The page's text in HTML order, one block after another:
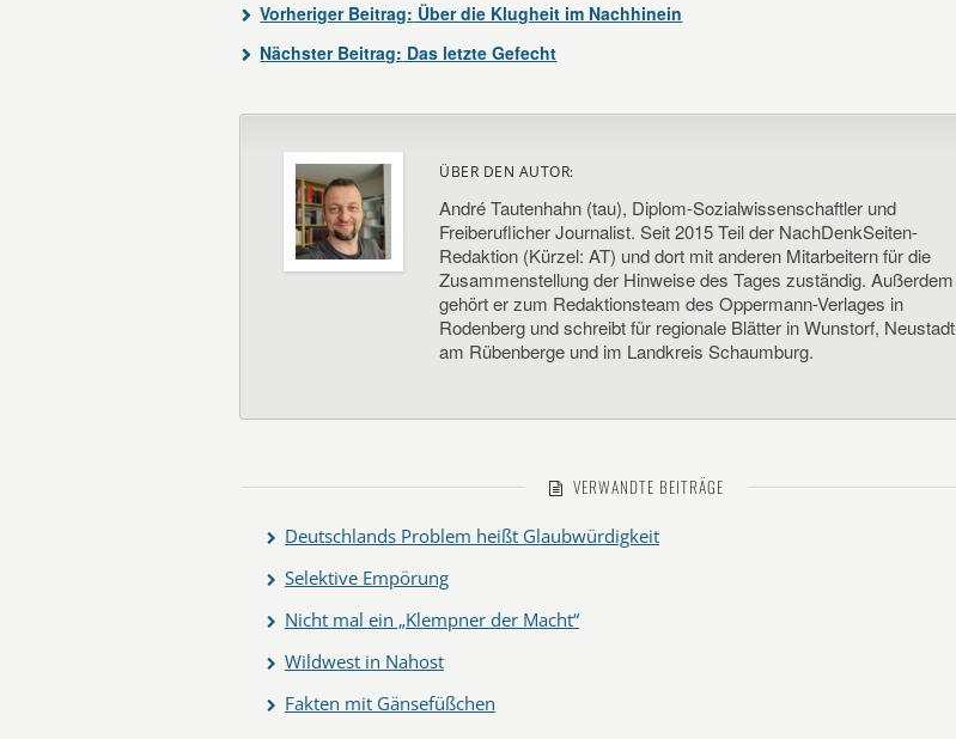
Vorheriger Beitrag: Über die Klugheit im Nachhinein
Nächster Beitrag: Das letzte Gefecht
ÜBER DEN AUTOR:
André Tautenhahn (tau), Diplom-Sozialwissenschaftler und
Freiberuflicher Journalist. Seit 2015 Teil der NachDenkSeiten-
Redaktion (Kürzel: AT) und dort mit anderen Mitarbeitern für die
Zusammenstellung der Hinweise des Tages zuständig. Außerdem
gehört er zum Redaktionsteam des Oppermann-Verlages in
Rodenberg und schreibt für regionale Blätter in Wunstorf, Neustadt
am Rübenberge und im Landkreis Schaumburg.
VERWANDTE BEITRÄGE
Deutschlands Problem heißt Glaubwürdigkeit
Selektive Empörung
Nicht mal ein „Klempner der Macht“
Wildwest in Nahost
Fakten mit Gänsefüßchen